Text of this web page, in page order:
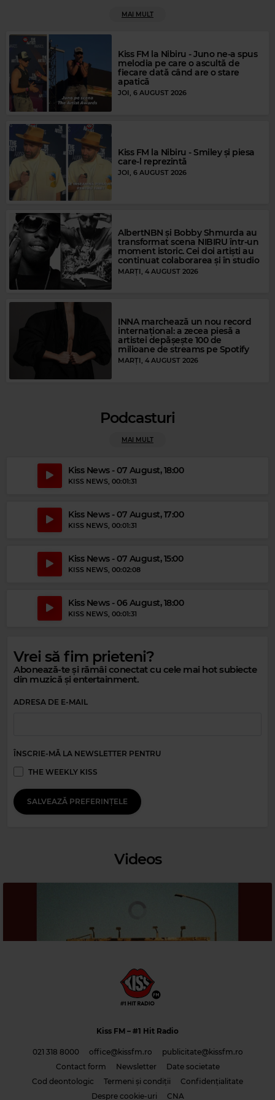
Rock Blues
ETTA JAMES–I'D RATHER GO BLIND
Magic FM
MODERN TALKING GERONIMO'S CADILLAC
Magic Gold
PROCOL HARUM–A WHITER SHADE OF PALE
Magic Relax
MAI MULT
Kiss FM la Nibiru - Juno ne-a spus
melodia pe care o ascultă de
fiecare dată când are o stare
apatică
JOI, 6 AUGUST 2026
Kiss FM la Nibiru - Smiley și piesa
care-l reprezintă
JOI, 6 AUGUST 2026
AlbertNBN și Bobby Shmurda au
transformat scena NIBIRU într-un
moment istoric. Cei doi artiști au
continuat colaborarea și în studio
MARȚI, 4 AUGUST 2026
INNA marchează un nou record
internațional: a zecea piesă a
artistei depășește 100 de
milioane de streams pe Spotify
MARȚI, 4 AUGUST 2026
Podcasturi
MAI MULT
Kiss News - 07 August, 18:00
KISS NEWS, 00:01:31
Kiss News - 07 August, 17:00
KISS NEWS, 00:01:31
Kiss News - 07 August, 15:00
KISS NEWS, 00:02:08
Kiss News - 06 August, 18:00
KISS NEWS, 00:01:31
Vrei să fim prieteni?
Abonează-te și rămâi conectat cu cele mai hot subiecte
din muzică și entertainment.
ADRESA DE E-MAIL
ÎNSCRIE-MĂ LA NEWSLETTER PENTRU
THE WEEKLY KISS
SALVEAZĂ PREFERINȚELE
Videos
Sunnery James & Ryan Marciano – I Wonder
Kiss FM – #1 Hit Radio
021 318 8000 office@kissfm.ro
publicitate@kissfm.ro
Contact form
Newsletter
Date societate
Cod deontologic
Termeni și condiții
Confidențialitate
Despre cookie-uri
CNA